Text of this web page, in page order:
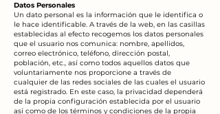
Datos Personales
Un dato personal es la información que le identifica o
le hace identificable. A través de la web, en las casillas
establecidas al efecto recogemos los datos personales
que el usuario nos comunica: nombre, apellidos,
correo electrónico, teléfono, dirección postal,
población, etc., así como todos aquellos datos que
voluntariamente nos proporcione a través de
cualquier de las redes sociales de las cuales el usuario
está registrado. En este caso, la privacidad dependerá
de la propia configuración establecida por el usuario
así como de los términos y condiciones de la propia